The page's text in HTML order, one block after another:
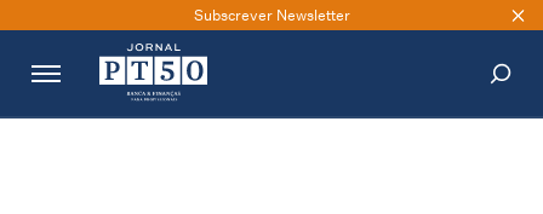
Subscrever Newsletter